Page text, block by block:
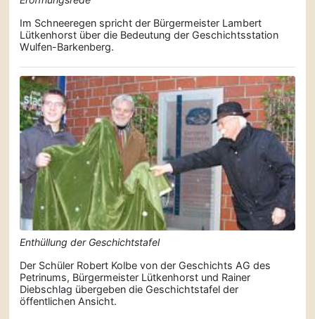
Im Schneeregen spricht der Bürgermeister Lambert
Lütkenhorst über die Bedeutung der Geschichts­station
Wulfen-Barkenberg.
Enthüllung der Geschichtstafel
Der Schüler Robert Kolbe von der Geschichts AG des
Petrinums, Bürgermeister Lütkenhorst und Rainer
Diebschlag übergeben die Geschichtstafel der
öffentlichen Ansicht.